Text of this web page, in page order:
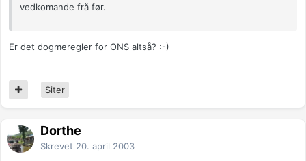
vedkomande frå før.
Er det dogmeregler for ONS altså? :-)
Siter
Dorthe
Skrevet 20. april 2003